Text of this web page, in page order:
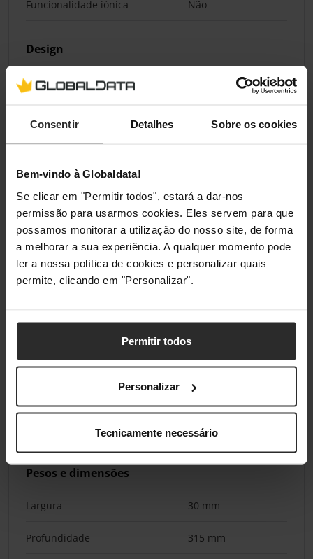
Consentir Detalhes Sobre os cookies
Bem-vindo à Globaldata!
Se clicar em "Permitir todos", estará a dar-nos
permissão para usarmos cookies. Eles servem para que
possamos monitorar a utilização do nosso site, de forma
a melhorar a sua experiência. A qualquer momento pode
ler a nossa política de cookies e personalizar quais
permite, clicando em "Personalizar".
Permitir todos
Personalizar
Tecnicamente necessário
Funcionalidade iónica Não
Design
Cor do produto
Base rotativa 360°
Ergonomia
Visor incorporado
Comprimento do fio 0,3 m
Potência 42 W
100-240 V
Frequência de entrada AC 50 - 60 Hz
Pesos e dimensões
Largura 30 mm
Profundidade 315 mm